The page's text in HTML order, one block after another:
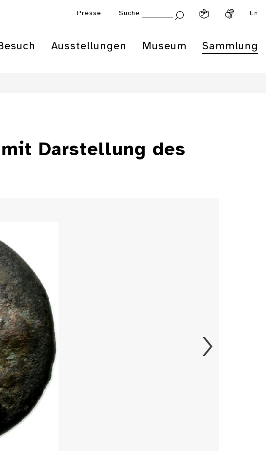
Presse Suche En
Ausstellungen Museum Sammlung
Darstellung des